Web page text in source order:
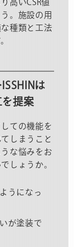
高いCSR値
。施設の用
種類と工法
は
提案
ての機能を
しまうこと
な悩みをお
しょうか。
うになっ
が塗装で